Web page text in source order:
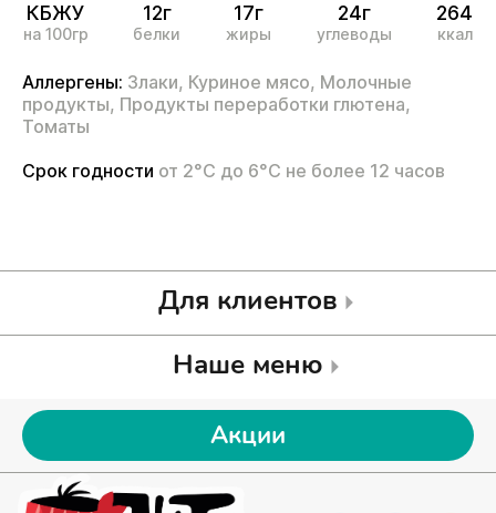
КБЖУ
на 100гр
12г
белки
17г
жиры
24г
углеводы
264
ккал
Аллергены: Злаки, Куриное мясо, Молочные
продукты, Продукты переработки глютена,
Томаты
Срок годности от 2°С до 6°С не более 12 часов
Для клиентов
Наше меню
Акции